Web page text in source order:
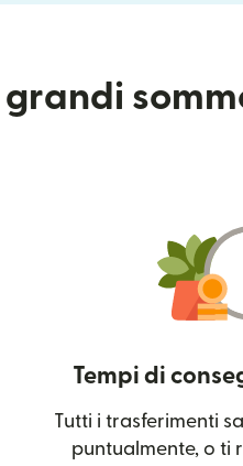
in una nuova finestra)
Tempi di
Tutti i trasferimenti
puntualmente, o ti